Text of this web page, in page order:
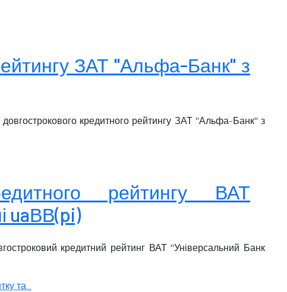
ЗАТ "Альфа-Банк" з
кредитного рейтингу ЗАТ "Альфа-Банк" з
рейтингу ВАТ
uaВВ(pi)
кредитний рейтинг ВАТ "Універсальний Банк
та...